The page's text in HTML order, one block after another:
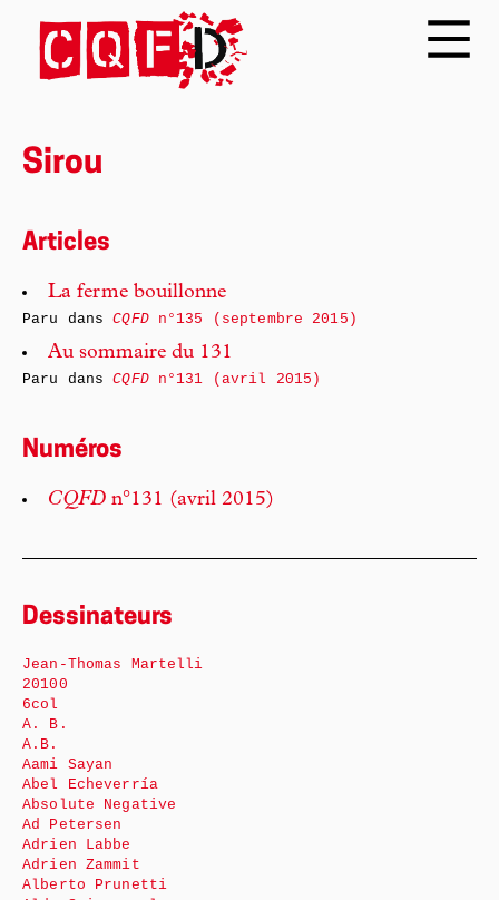
Sirou
Articles
La ferme bouillonne
Paru dansCQFDn°135 (septembre 2015)
Au sommaire du 131
Paru dansCQFDn°131 (avril 2015)
Numéros
CQFD n°131 (avril 2015)
Dessinateurs
Jean-Thomas Martelli
20100
6col
A. B.
A.B.
Aami Sayan
Abel Echeverría
Absolute Negative
Ad Petersen
Adrien Labbe
Adrien Zammit
Alberto Prunetti